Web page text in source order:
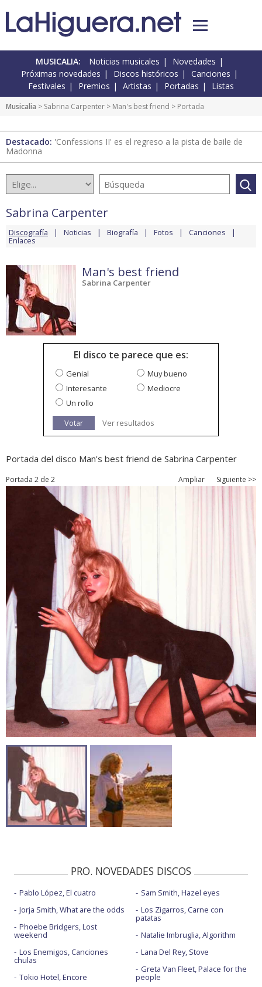
MUSICALIA: Noticias musicales
Novedades
Próximas novedades
Discos históricos
Canciones
Festivales
Premios Artistas Portadas Listas
Musicalia > Sabrina Carpenter > Man's best friend > Portada
Destacado: 'Confessions II' es el regreso a la pista de baile de
Madonna
Sabrina Carpenter
Discografía Noticias Biografía Fotos Canciones
Enlaces
Man's best friend
Sabrina Carpenter
El disco te parece que es:
Genial
Muy bueno
Interesante
Mediocre
Un rollo
Votar
Ver resultados
Portada del disco Man's best friend de Sabrina Carpenter
Portada 2 de 2 Ampliar Siguiente >>
PRO. NOVEDADES DISCOS
Pablo López, El cuatro
Jorja Smith, What are the odds
Phoebe Bridgers, Lost
weekend
Los Enemigos, Canciones
chulas
Tokio Hotel, Encore
Sam Smith, Hazel eyes
Los Zigarros, Carne con
patatas
Natalie Imbruglia, Algorithm
Lana Del Rey, Stove
Greta Van Fleet, Palace for the
people